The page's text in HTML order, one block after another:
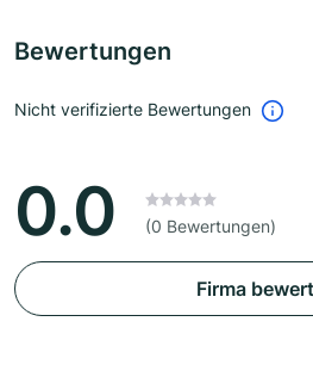
Bewertungen
Nicht verifizierte Bewertungen
0.0 (0 Bewertungen)
Firma